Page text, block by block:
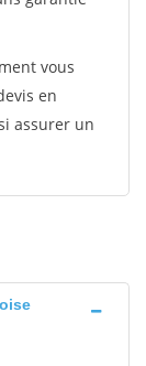
vous
en
assurer un